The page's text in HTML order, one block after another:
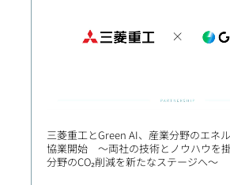
三菱重工とGreen AI、産業分野のエネ
協業開始 ～両社の技術とノウハウを
分野のCO₂削減を新たなステージへ～